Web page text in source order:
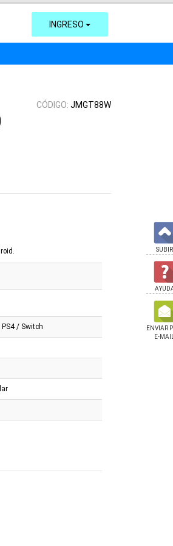
INGRESO
CÓDIGO: JMGT88W
/ Switch
SUBIR
ENVIAR
E-